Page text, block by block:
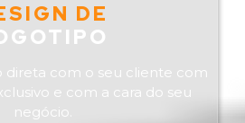
DE
direta com o seu cliente com
e com a cara do seu
negócio.